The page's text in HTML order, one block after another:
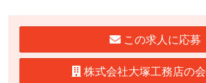
この求人に応募
株式会社大塚工務店の